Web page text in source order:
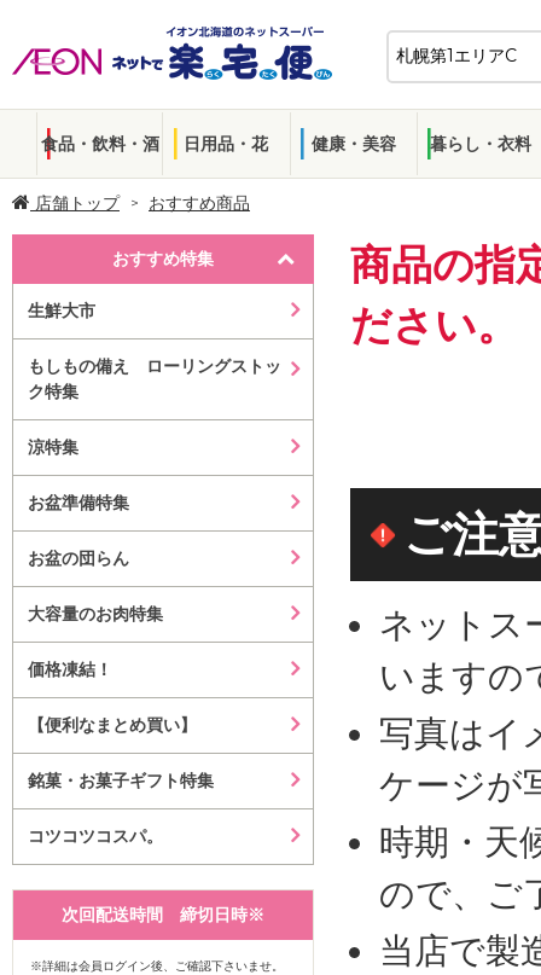
食品・飲料・酒 日用品・花 健康・美容 暮らし・衣料
店舗トップ おすすめ商品
おすすめ特集
生鮮大市
もしもの備え ローリングストッ
ク特集
涼特集
お盆準備特集
お盆の団らん
大容量のお肉特集
価格凍結！
【便利なまとめ買い】
銘菓・お菓子ギフト特集
コツコツコスパ。
次回配送時間 締切日時※
※詳細は会員ログイン後、ご確認下さいませ。
商品の指
ださい。
ご注
ネットス
いますの
写真はイ
ケージが
時期・天
ので、ご
当店で製